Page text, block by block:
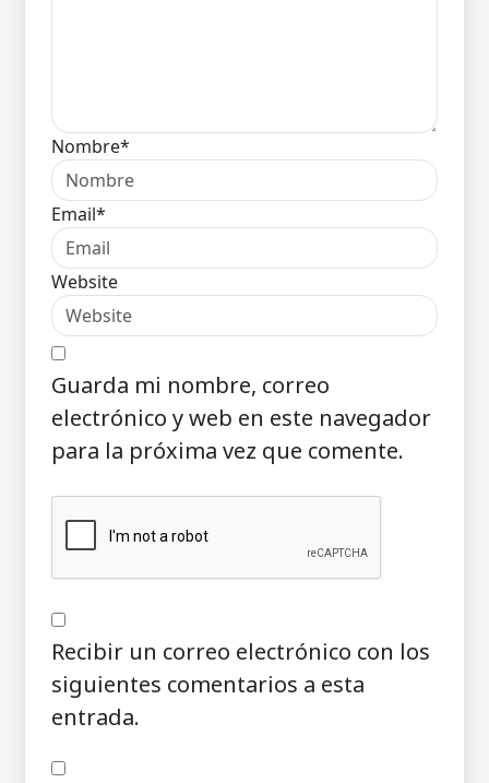
Nombre*
Email*
Website
Guarda mi nombre, correo
electrónico y web en este navegador
para la próxima vez que comente.
Recibir un correo electrónico con los
siguientes comentarios a esta
entrada.